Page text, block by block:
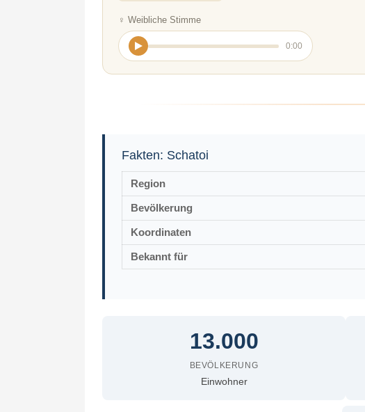
♀ Weibliche Stimme
0:00
Fakten: Schatoi
Region
Bevölkerung
Koordinaten
Bekannt für
13.000
BEVÖLKERUNG
Einwohner